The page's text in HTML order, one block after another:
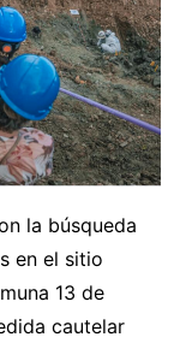
la búsqueda
en el sitio
13 de
cautelar